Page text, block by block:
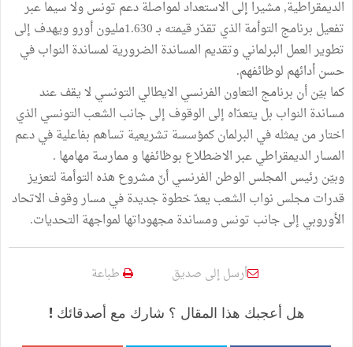
الديمقراطية, مشيرا إلى الاستعداد لمواصلة دعم تونس ولا سيما عبر
تفعيل برنامج التوأمة الذي تقدّر قيمته بـ 1.630مليون أورو ويهدف إلى
تطوير العمل البرلماني وتقديم المساندة الضرورية لمساندة النواب في
حسن أدائهم لوظائفهم.
كما بيّن أن برنامج التعاون الفرنسي الايطالي التونسي لا يقف عند
مساندة النواب بل يتعدّاه إلى الوقوف إلى جانب الشعب التونسي الذي
اختار من يمثله في البرلمان كمؤسسة تشريعية تساهم بفاعلية في دعم
المسار الديمقراطي عبر الاضطلاع بوظائفها و ممارسة مهامها .
وبيّن رئيس المجلس الوطن الفرنسي أنّ مشروع هذه التوأمة لتعزيز
قدرات مجلس نواب الشعب يعدّ خطوة جديدة في مسار وقوف الاتحاد
الأوروبي إلى جانب تونس ومساندة مجهوداتها لمواجهة التحديات.
أرسل إلى صديق طباعة
هل أعجبك هذا المقال ؟ شارك مع أصدقائك !